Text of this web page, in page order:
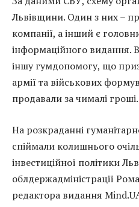
Львівщини. Один з них –
компанії, а інший є
інформаційного видання.
іншу гумдопомогу, що
армії та військових
продавали за чималі гроші.
На розкраданні
спіймали колишнього
інвестиційної політики
облдержадміністрації
редактора видання